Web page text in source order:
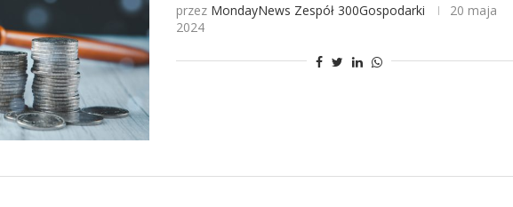
przez MondayNews Zespół 300Gospodarki
20 maja
2024